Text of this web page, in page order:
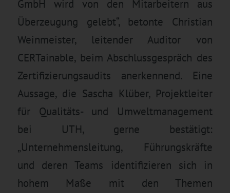
GmbH wird von den Mitarbeitern aus
Überzeugung gelebt“, betonte Christian
Weinmeister, leitender Auditor von
CERTainable, beim Abschlussgespräch des
Zertifizierungsaudits anerkennend. Eine
Aussage, die Sascha Klüber, Projektleiter
für Qualitäts- und Umweltmanagement
bei UTH, gerne bestätigt:
„Unternehmensleitung, Führungskräfte
und deren Teams identifizieren sich in
hohem Maße mit den Themen